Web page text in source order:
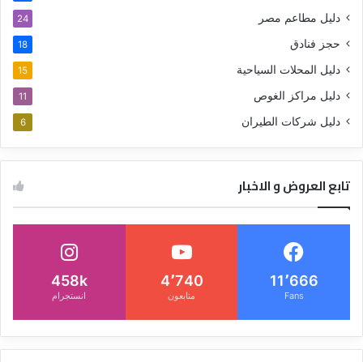
دليل مطاعم مصر 24
حجز فنادق 18
دليل المحلات السياحية 15
دليل مراكز الغوص 11
دليل شركات الطيران 6
تابع العروض و الاخبار
11٬666
Fans
4٬740
متابعون
458k
انستجرام